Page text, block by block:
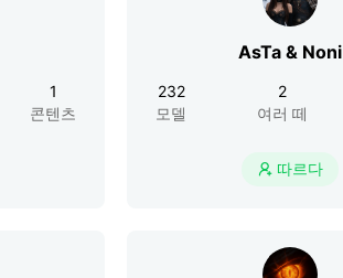
1
콘텐츠
AsTa & Noni
232
모델
2
여러 떼
 따르다